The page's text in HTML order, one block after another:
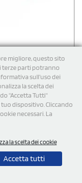
migliore, questo sito
terze parti potranno
sull’uso dei
la scelta dei
"Accetta Tutti"
dispositivo. Cliccando
necessari. La
la scelta dei cookie
Accetta tutti
8 pannelli, in
manuale, con aste